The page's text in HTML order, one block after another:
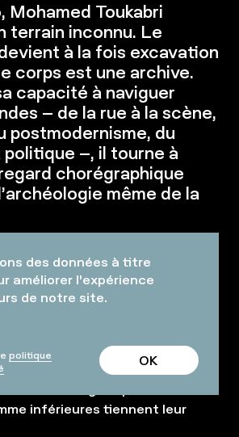
Mohamed Toukabri
terrain inconnu. Le
à la fois excavation
corps est une archive.
capacité à naviguer
– de la rue à la scène,
postmodernisme, du
politique –, il tourne à
chorégraphique
même de la
ancrées dans le corps,
peut bouger, comment et
la danse ne sont pas en
hiérarchisées, mais coexistent et
inférieures tiennent leur
des données à titre
améliorer l'expérience
de notre site.
politique
OK